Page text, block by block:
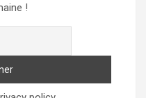
!